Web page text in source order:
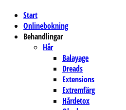
Start
Onlinebokning
Behandlingar
Hår
Balayage
Dreads
Extensions
Extremfärg
Hårdetox